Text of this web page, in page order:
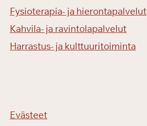
Fysioterapia- ja hierontapalvelut
Kahvila- ja ravintolapalvelut
Harrastus- ja kulttuuritoiminta
Evästeet